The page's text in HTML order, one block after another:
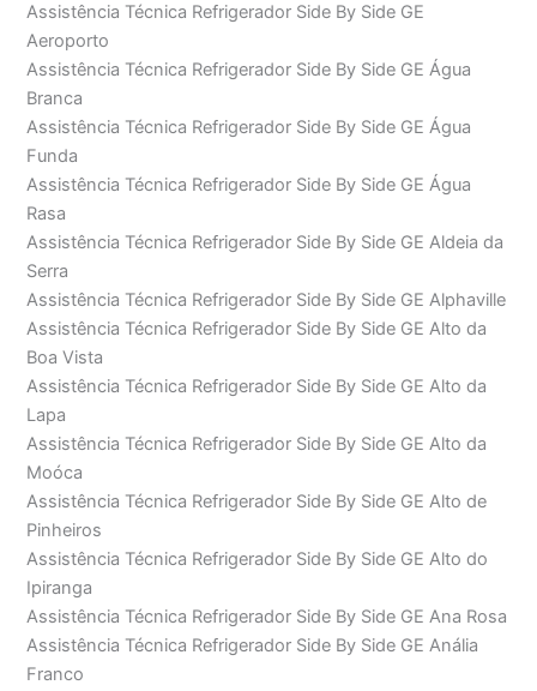
Assistência Técnica Refrigerador Side By Side GE
Aeroporto
Assistência Técnica Refrigerador Side By Side GE Água
Branca
Assistência Técnica Refrigerador Side By Side GE Água
Funda
Assistência Técnica Refrigerador Side By Side GE Água
Rasa
Assistência Técnica Refrigerador Side By Side GE Aldeia da
Serra
Assistência Técnica Refrigerador Side By Side GE Alphaville
Assistência Técnica Refrigerador Side By Side GE Alto da
Boa Vista
Assistência Técnica Refrigerador Side By Side GE Alto da
Lapa
Assistência Técnica Refrigerador Side By Side GE Alto da
Moóca
Assistência Técnica Refrigerador Side By Side GE Alto de
Pinheiros
Assistência Técnica Refrigerador Side By Side GE Alto do
Ipiranga
Assistência Técnica Refrigerador Side By Side GE Ana Rosa
Assistência Técnica Refrigerador Side By Side GE Anália
Franco